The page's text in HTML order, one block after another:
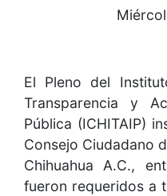
El Pleno del
Transparencia y
Pública (ICHITAIP)
Consejo Ciudadano
Chihuahua A.C.,
fueron requeridos a